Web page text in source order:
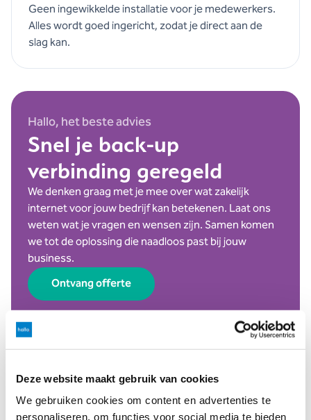
Deze website maakt gebruik van cookies
We gebruiken cookies om content en advertenties te
personaliseren, om functies voor social media te bieden
Geen ingewikkelde installatie voor je medewerkers.
Alles wordt goed ingericht, zodat je direct aan de
slag kan.
Hallo, het beste advies
Snel je back-up
verbinding geregeld
We denken graag met je mee over wat zakelijk
internet voor jouw bedrijf kan betekenen. Laat ons
weten wat je vragen en wensen zijn. Samen komen
we tot de oplossing die naadloos past bij jouw
business.
Ontvang offerte